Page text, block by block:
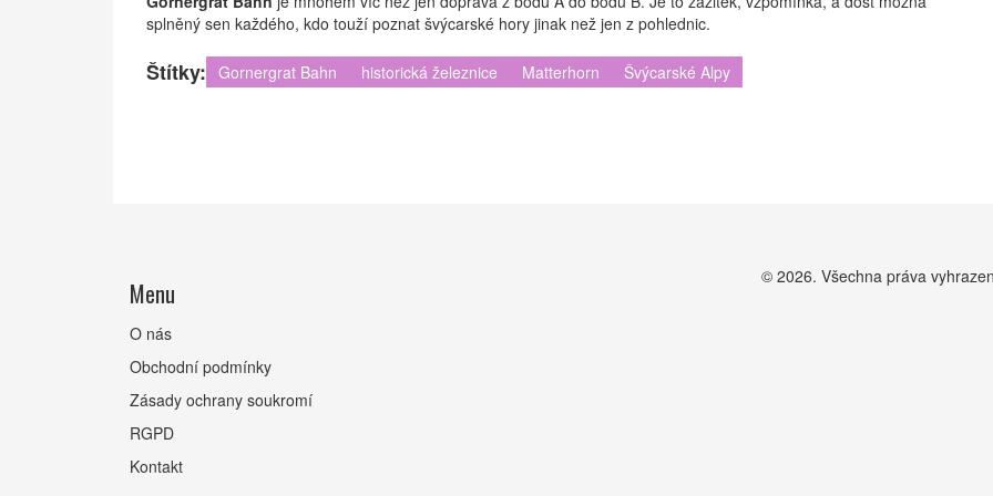
splněný sen každého, kdo touží poznat švýcarské hory jinak než jen z pohlednic.
Štítky: Gornergrat Bahn historická železnice Matterhorn Švýcarské Alpy
Menu
O nás
Obchodní podmínky
Zásady ochrany soukromí
RGPD
Kontakt
© 2026. Všechna práva